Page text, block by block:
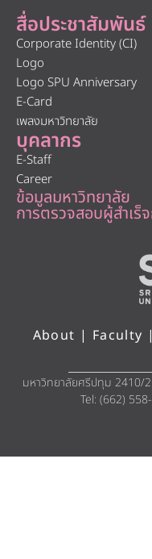
สื่อประชาสัมพันธ์
Corporate Identity (CI)
Logo
Logo SPU Anniversary
E-Card
เพลงมหาวิทยาลัย
บุคลากร
E-Staff
Career
ข้อมูลมหาวิทยาลัย
การตรวจสอบผู้สำเร็
About | Faculty |
มหาวิทยาลัยศรีปทุม 2410/
Tel: (662)